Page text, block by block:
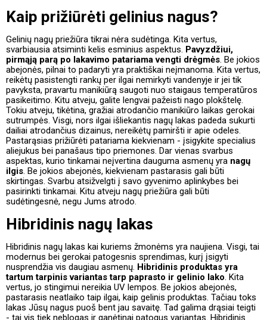
Kaip prižiūrėti gelinius nagus?
Gelinių nagų priežiūra tikrai nėra sudėtinga. Kita vertus,
svarbiausia atsiminti kelis esminius aspektus. Pavyzdžiui,
pirmąją parą po lakavimo patariama vengti drėgmės. Be jokios
abejonės, pilnai to padaryti yra praktiškai neįmanoma. Kita vertus,
reikėtų pasistengti rankų per ilgai nemirkyti vandenyje ir jei tik
pavyksta, pravartu manikiūrą saugoti nuo staigaus temperatūros
pasikeitimo. Kitu atveju, galite lengvai pažeisti nago plokštelę.
Tokiu atveju, tikėtina, gražiai atrodančio manikiūro laikas gerokai
sutrumpės. Visgi, nors ilgai išliekantis nagų lakas padeda sukurti
dailiai atrodančius dizainus, nereikėtų pamiršti ir apie odeles.
Pastarąsias prižiūrėti patariama kiekvienam - įsigykite specialius
aliejukus bei panašaus tipo priemones. Dar vienas svarbus
aspektas, kurio tinkamai neįvertina dauguma asmenų yra nagų
ilgis. Be jokios abejonės, kiekvienam pastarasis gali būti
skirtingas. Svarbu atsižvelgti į savo gyvenimo aplinkybes bei
pasirinkti tinkamai. Kitu atveju nagų priežiūra gali būti
sudėtingesnė, negu Jums atrodo.
Hibridinis nagų lakas
Hibridinis nagų lakas kai kuriems žmonėms yra naujiena. Visgi, tai
modernus bei gerokai patogesnis sprendimas, kurį įsigyti
nusprendžia vis daugiau asmenų. Hibridinis produktas yra
tartum tarpinis variantas tarp paprasto ir gelinio lako. Kita
vertus, jo stingimui nereikia UV lempos. Be jokios abejonės,
pastarasis neatlaiko taip ilgai, kaip gelinis produktas. Tačiau toks
lakas Jūsų nagus puoš bent jau savaitę. Tad galima drąsiai teigti
- tai vis tiek neblogas ir ganėtinai patogus variantas. Hibridinis